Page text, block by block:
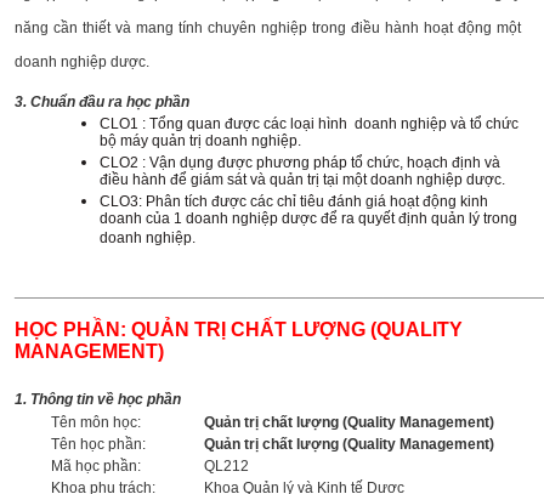
năng cần thiết và mang tính chuyên nghiệp trong điều hành hoạt động một
doanh nghiệp dược.
3. Chuẩn đầu ra học phần
CLO1 : Tổng quan được các loại hình doanh nghiệp và tổ chức
bộ máy quản trị doanh nghiệp.
CLO2 : Vận dụng được phương pháp tổ chức, hoạch định và
điều hành để giám sát và quản trị tại một doanh nghiệp dược.
CLO3: Phân tích được các chỉ tiêu đánh giá hoạt động kinh
doanh của 1 doanh nghiệp dược để ra quyết định quản lý trong
doanh nghiệp.
HỌC PHẦN: QUẢN TRỊ CHẤT LƯỢNG (QUALITY
MANAGEMENT)
1. Thông tin về học phần
Tên môn học:
Quản trị chất lượng (Quality Management)
Tên học phần:
Quản trị chất lượng (Quality Management)
Mã học phần:
QL212
Khoa phụ trách:
Khoa Quản lý và Kinh tế Dược